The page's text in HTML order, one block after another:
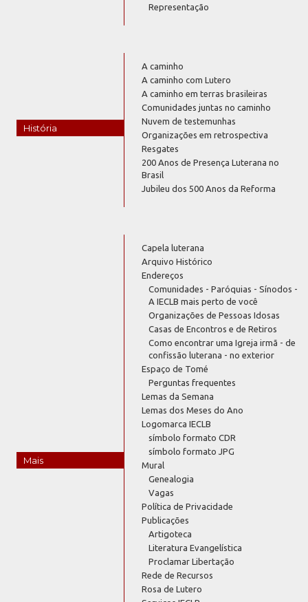
Representação
História
A caminho
A caminho com Lutero
A caminho em terras brasileiras
Comunidades juntas no caminho
Nuvem de testemunhas
Organizações em retrospectiva
Resgates
200 Anos de Presença Luterana no
Brasil
Jubileu dos 500 Anos da Reforma
Mais
Capela luterana
Arquivo Histórico
Endereços
Comunidades - Paróquias - Sínodos -
A IECLB mais perto de você
Organizações de Pessoas Idosas
Casas de Encontros e de Retiros
Como encontrar uma Igreja irmã - de
confissão luterana - no exterior
Espaço de Tomé
Perguntas frequentes
Lemas da Semana
Lemas dos Meses do Ano
Logomarca IECLB
símbolo formato CDR
símbolo formato JPG
Mural
Genealogia
Vagas
Política de Privacidade
Publicações
Artigoteca
Literatura Evangelística
Proclamar Libertação
Rede de Recursos
Rosa de Lutero